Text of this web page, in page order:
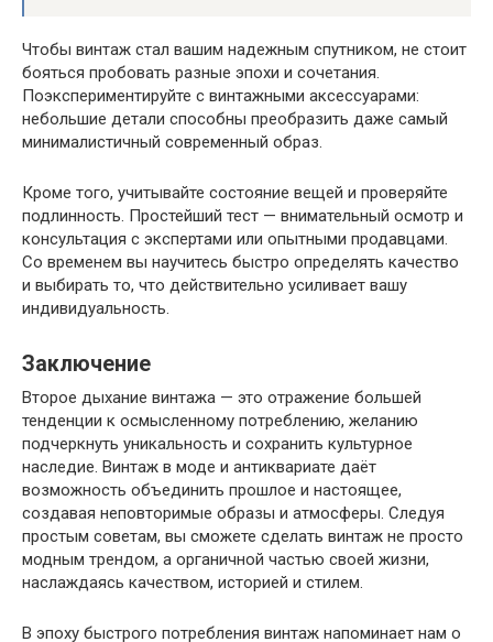
Чтобы винтаж стал вашим надежным спутником, не стоит
бояться пробовать разные эпохи и сочетания.
Поэкспериментируйте с винтажными аксессуарами:
небольшие детали способны преобразить даже самый
минималистичный современный образ.
Кроме того, учитывайте состояние вещей и проверяйте
подлинность. Простейший тест — внимательный осмотр и
консультация с экспертами или опытными продавцами.
Со временем вы научитесь быстро определять качество
и выбирать то, что действительно усиливает вашу
индивидуальность.
Заключение
Второе дыхание винтажа — это отражение большей
тенденции к осмысленному потреблению, желанию
подчеркнуть уникальность и сохранить культурное
наследие. Винтаж в моде и антиквариате даёт
возможность объединить прошлое и настоящее,
создавая неповторимые образы и атмосферы. Следуя
простым советам, вы сможете сделать винтаж не просто
модным трендом, а органичной частью своей жизни,
наслаждаясь качеством, историей и стилем.
В эпоху быстрого потребления винтаж напоминает нам о